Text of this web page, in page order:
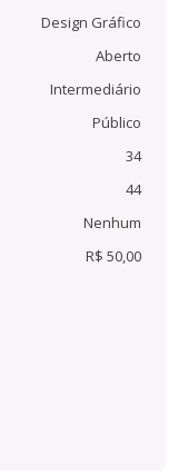
Design Gráfico
Aberto
Intermediário
Público
34
44
Nenhum
R$ 50,00